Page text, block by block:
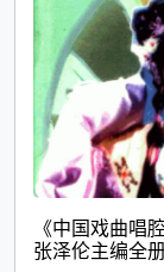
《中国戏曲唱
张泽伦主编全